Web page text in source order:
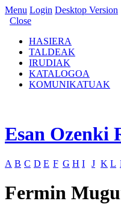
Menu Login Desktop Version
Close
HASIERA
TALDEAK
IRUDIAK
KATALOGOA
KOMUNIKATUAK
Esan Ozenki
A B C D E F G H I J K L
Fermin